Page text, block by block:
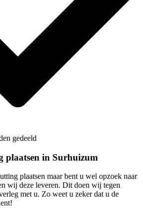
gedeeld
plaatsen in Surhuizum
plaatsen maar bent u wel opzoek naar
wij deze leveren. Dit doen wij tegen
met u. Zo weet u zeker dat u de